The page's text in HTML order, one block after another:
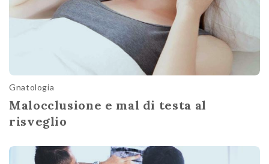
Gnatologia
Malocclusione e mal di testa al
risveglio